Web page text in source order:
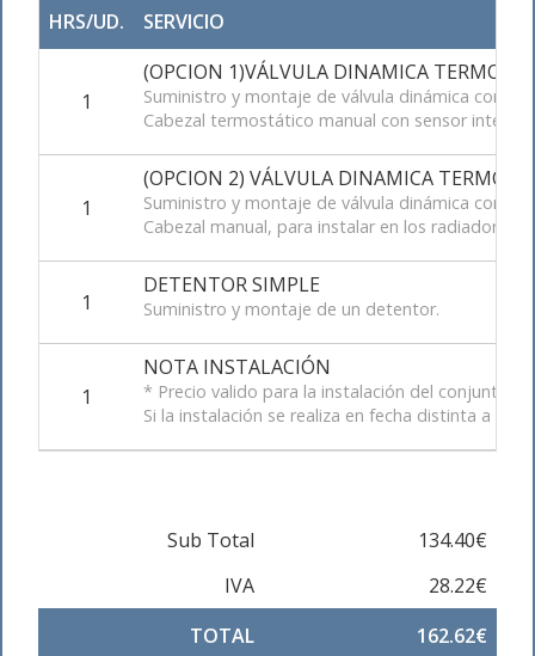
HRS/UD. SERVICIO
1
(OPCION 1)VÁLVULA DINAMICA
Suministro y montaje de válvula dinámica con
Cabezal termostático manual con sensor
1
(OPCION 2) VÁLVULA DINAMICA
Suministro y montaje de válvula dinámica con
Cabezal manual, para instalar en los radiadores.
1
DETENTOR SIMPLE
Suministro y montaje de un detentor.
1
NOTA INSTALACIÓN
* Precio valido para la instalación del conjunto
Si la instalación se realiza en fecha distinta a la
Sub Total
134.40€
IVA
28.22€
TOTAL
162.62€